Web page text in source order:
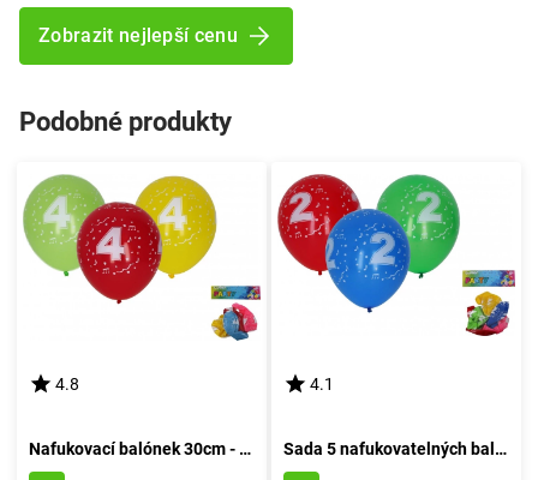
Zobrazit nejlepší cenu
Podobné produkty
4.8
Nafukovací balónek 30cm - sada 5 kusů, s pořadovým číslem 4
4.1
Sada 5 nafukovatelných balónků o průměru 30 cm - číslo dva